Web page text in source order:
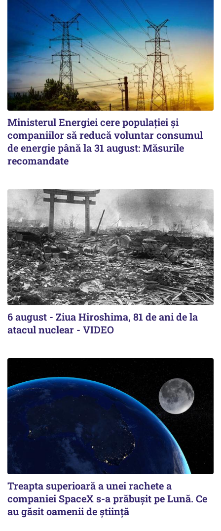
Ministerul Energiei cere populației și
companiilor să reducă voluntar consumul
de energie până la 31 august: Măsurile
recomandate
6 august - Ziua Hiroshima, 81 de ani de la
atacul nuclear - VIDEO
Treapta superioară a unei rachete a
companiei SpaceX s-a prăbușit pe Lună. Ce
au găsit oamenii de știință